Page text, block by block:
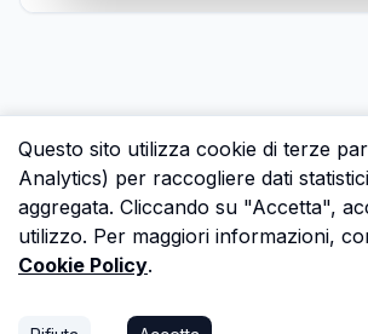
Questo sito utilizza cookie di terze
Analytics) per raccogliere dati
aggregata. Cliccando su "Accetta",
utilizzo. Per maggiori informazioni,
Cookie Policy.